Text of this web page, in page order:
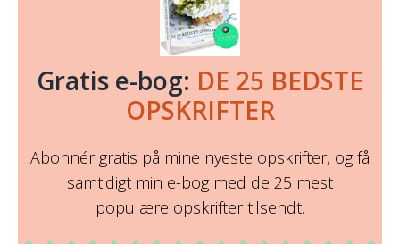
Gratis e-bog: DE 25 BEDSTE
OPSKRIFTER
Abonnér gratis på mine nyeste opskrifter, og få
samtidigt min e-bog med de 25 mest
populære opskrifter tilsendt.